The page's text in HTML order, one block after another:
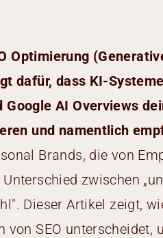
Optimierung
dafür, dass KI-
Google AI Overviews
und namentlich
Brands, die von
Unterschied zwischen
Dieser Artikel zeigt,
von SEO unterscheidet,